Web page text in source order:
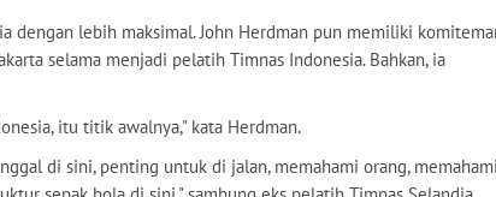
dengan lebih maksimal. John Herdman pun memiliki
selama menjadi pelatih Timnas Indonesia. Bahkan, ia
itu titik awalnya," kata Herdman.
di sini, penting untuk di jalan, memahami orang, memahami